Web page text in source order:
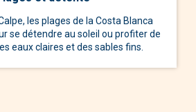
les plages de la Costa Blanca
se détendre au soleil ou profiter de
eaux claires et des sables fins.